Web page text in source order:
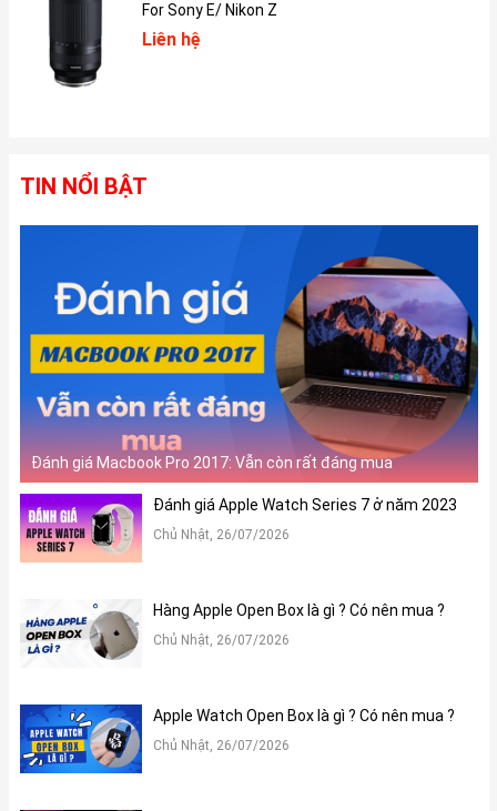
Ngoài ra, iPad Pro M4 còn có hai tùy chọn màu sắc mới là Bạc và
Đen Không Gian.
3. Màn hình:
iPad Pro M4 được trang bị màn hình OLED Ultra Retina XDR, sử
dụng hai tấm nền song song để tăng độ sáng toàn màn hình lên
đến 1.000 nits cho SDR và HDR, cùng với độ sáng HDR tối đa lên
đến 1.600 nits.
For Sony E/ Nikon Z
Liên hệ
TIN NỔI BẬT
Đánh giá Macbook Pro 2017: Vẫn còn rất đáng mua
Đánh giá Apple Watch Series 7 ở năm 2023
Chủ Nhật, 26/07/2026
Hàng Apple Open Box là gì ? Có nên mua ?
Chủ Nhật, 26/07/2026
Apple Watch Open Box là gì ? Có nên mua ?
Chủ Nhật, 26/07/2026